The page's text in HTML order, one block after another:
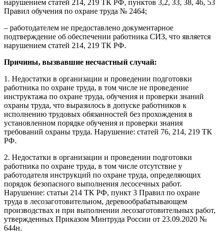
нарушением статей 214, 219 ТК РФ, пунктов 3,2, 33, 38, 46, 53
Правил обучения по охране труда № 2464;
– работодателем не предоставлено документарное
подтверждение об обеспечении работника СИЗ, что является
нарушением статей 214, 219 ТК РФ.
Причины, вызвавшие несчастный случай:
1. Недостатки в организации и проведении подготовки
работника по охране труда, в том числе не проведение
инструктажа по охране труда, обучения и проверки знаний
охраны труда, что выразилось в допуске работников к
исполнению трудовых обязанностей без прохождения в
установленном порядке обучения и проверки знания
требований охраны труда. Нарушение: статей 76, 214, 219 ТК
РФ.
2. Недостатки в организации и проведении подготовки
работника по охране труда, в том числе отсутствие у
работодателя инструкций по охране труда, определяющих
порядок безопасного выполнения лесосечных работ.
Нарушение: статьи 214 ТК РФ, пункт 3 Правил по охране
труда в лесозаготовительном, деревообрабатывающем
производствах и при выполнении лесозаготовительных работ,
утвержденных Приказом Минтруда России от 23.09.2020 №
644н.